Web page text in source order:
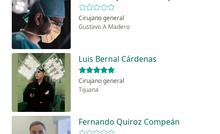
Cirujano general
Gustavo A Madero
Luis Bernal Cárdenas
Cirujano general
Tijuana
Fernando Quiroz Compeán